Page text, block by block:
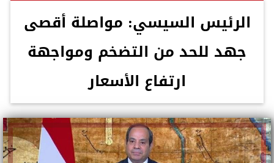
الرئيس السيسي: مواصلة أقصى
جهد للحد من التضخم ومواجهة
ارتفاع الأسعار